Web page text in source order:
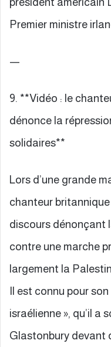
Premier ministre
—
9. **Vidéo : le
dénonce la
solidaires**
Lors d’une grande
chanteur
discours dénonçant
contre une marche
largement la
Il est connu pour
israélienne », qu’il a
Glastonbury devant